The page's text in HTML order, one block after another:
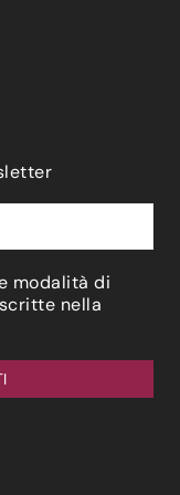
modalità di
nella